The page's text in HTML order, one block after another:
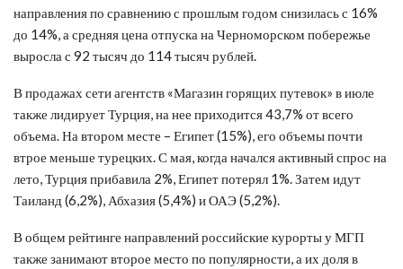
направления по сравнению с прошлым годом снизилась с 16%
до 14%, а средняя цена отпуска на Черноморском побережье
выросла с 92 тысяч до 114 тысяч рублей.
В продажах сети агентств «Магазин горящих путевок» в июле
также лидирует Турция, на нее приходится 43,7% от всего
объема. На втором месте – Египет (15%), его объемы почти
втрое меньше турецких. С мая, когда начался активный спрос на
лето, Турция прибавила 2%, Египет потерял 1%. Затем идут
Таиланд (6,2%), Абхазия (5,4%) и ОАЭ (5,2%).
В общем рейтинге направлений российские курорты у МГП
также занимают второе место по популярности, а их доля в